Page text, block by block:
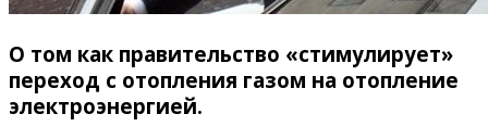
О том как правительство «стимулирует»
переход с отопления газом на отопление
электроэнергией.